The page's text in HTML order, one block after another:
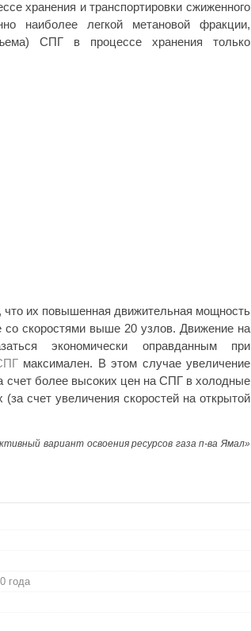
хранения и транспортировки сжиженного
наиболее легкой метановой фракции,
СПГ в процессе хранения только
что их повышенная движительная мощность
скоростями выше 20 узлов. Движение на
экономически оправданным при
максимален. В этом случае увеличение
счет более высоких цен на СПГ в холодные
счет увеличения скоростей на открытой
вариант освоения ресурсов газа п-ва Ямал»
года